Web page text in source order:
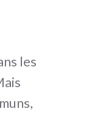
les